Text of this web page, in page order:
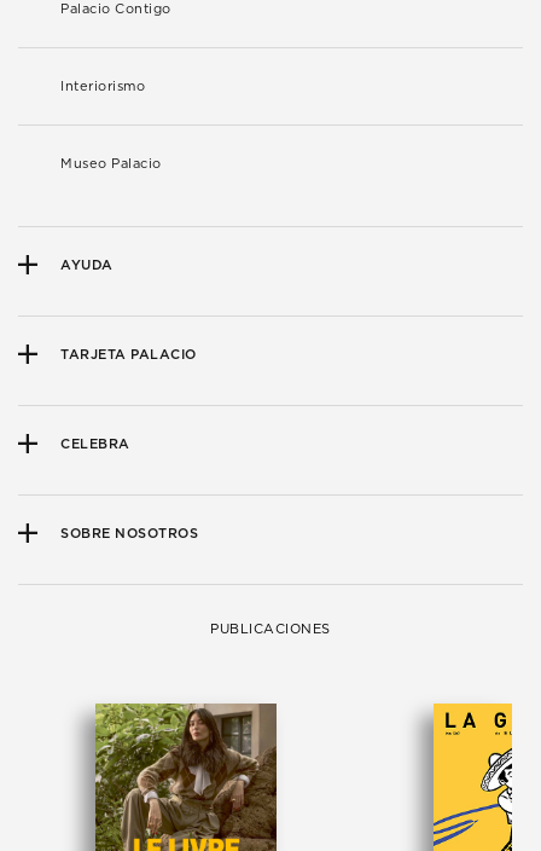
Palacio Contigo
Interiorismo
Museo Palacio
AYUDA
TARJETA PALACIO
CELEBRA
SOBRE NOSOTROS
PUBLICACIONES